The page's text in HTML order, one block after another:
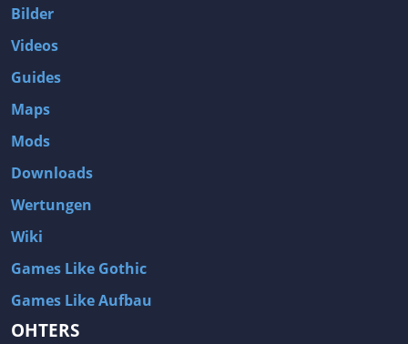
Bilder
Videos
Guides
Maps
Mods
Downloads
Wertungen
Wiki
Games Like Gothic
Games Like Aufbau
OHTERS